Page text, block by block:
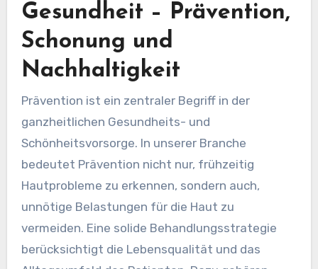
Gesundheit – Prävention,
Schonung und
Nachhaltigkeit
Prävention ist ein zentraler Begriff in der
ganzheitlichen Gesundheits- und
Schönheitsvorsorge. In unserer Branche
bedeutet Prävention nicht nur, frühzeitig
Hautprobleme zu erkennen, sondern auch,
unnötige Belastungen für die Haut zu
vermeiden. Eine solide Behandlungsstrategie
berücksichtigt die Lebensqualität und das